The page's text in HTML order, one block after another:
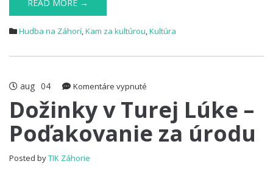
READ MORE →
Hudba na Záhorí,Kam za kultúrou,Kultúra
aug 04 Komentáre vypnuté
Lúke
Dožinky v Turej Lúke –
Poďakovanie za úrodu
Posted byTIK Záhorie